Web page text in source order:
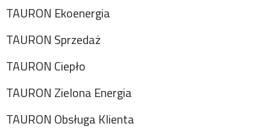
TAURON Ekoenergia
TAURON Sprzedaż
TAURON Ciepło
TAURON Zielona Energia
TAURON Obsługa Klienta